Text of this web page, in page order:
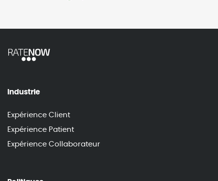
Industrie
Expérience Client
Expérience Patient
Expérience Collaborateur